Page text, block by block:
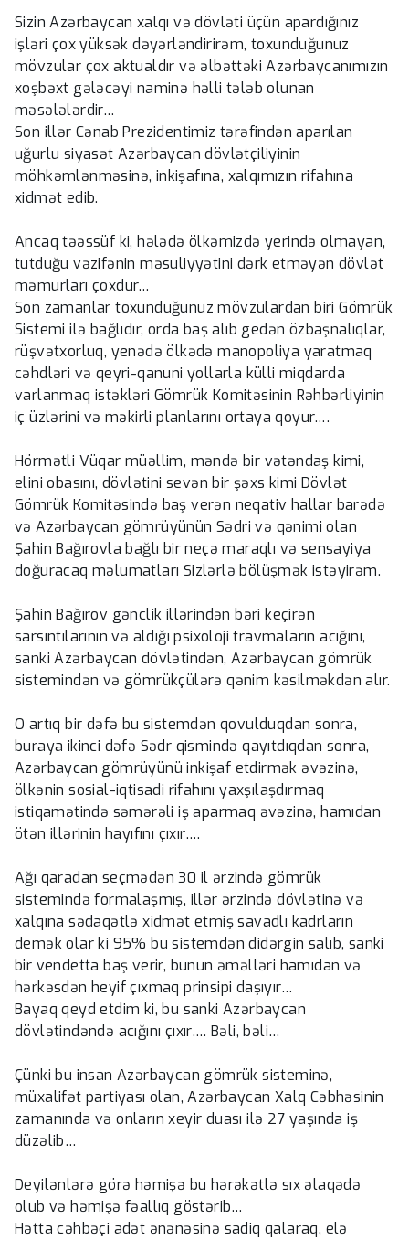
Sizin Azərbaycan xalqı və dövləti üçün apardığınız
işləri çox yüksək dəyərləndirirəm, toxunduğunuz
mövzular çox aktualdır və əlbəttəki Azərbaycanımızın
xoşbəxt gələcəyi naminə həlli tələb olunan
məsələlərdir…
Son illər Cənab Prezidentimiz tərəfindən aparılan
uğurlu siyasət Azərbaycan dövlətçiliyinin
möhkəmlənməsinə, inkişafına, xalqımızın rifahına
xidmət edib.
Ancaq təəssüf ki, hələdə ölkəmizdə yerində olmayan,
tutduğu vəzifənin məsuliyyətini dərk etməyən dövlət
məmurları çoxdur…
Son zamanlar toxunduğunuz mövzulardan biri Gömrük
Sistemi ilə bağlıdır, orda baş alıb gedən özbaşnalıqlar,
rüşvətxorluq, yenədə ölkədə manopoliya yaratmaq
cəhdləri və qeyri-qanuni yollarla külli miqdarda
varlanmaq istəkləri Gömrük Komitəsinin Rəhbərliyinin
iç üzlərini və məkirli planlarını ortaya qoyur….
Hörmətli Vüqar müəllim, məndə bir vətəndaş kimi,
elini obasını, dövlətini sevən bir şəxs kimi Dövlət
Gömrük Komitəsində baş verən neqativ hallar barədə
və Azərbaycan gömrüyünün Sədri və qənimi olan
Şahin Bağırovla bağlı bir neçə maraqlı və sensayiya
doğuracaq məlumatları Sizlərlə bölüşmək istəyirəm.
Şahin Bağırov gənclik illərindən bəri keçirən
sarsıntılarının və aldığı psixoloji travmaların acığını,
sanki Azərbaycan dövlətindən, Azərbaycan gömrük
sistemindən və gömrükçülərə qənim kəsilməkdən alır.
O artıq bir dəfə bu sistemdən qovulduqdan sonra,
buraya ikinci dəfə Sədr qismində qayıtdıqdan sonra,
Azərbaycan gömrüyünü inkişaf etdirmək əvəzinə,
ölkənin sosial-iqtisadi rifahını yaxşılaşdırmaq
istiqamətində səmərəli iş aparmaq əvəzinə, hamıdan
ötən illərinin hayıfını çıxır….
Ağı qaradan seçmədən 30 il ərzində gömrük
sistemində formalaşmış, illər ərzində dövlətinə və
xalqına sədaqətlə xidmət etmiş savadlı kadrların
demək olar ki 95% bu sistemdən didərgin salıb, sanki
bir vendetta baş verir, bunun əməlləri hamıdan və
hərkəsdən heyif çıxmaq prinsipi daşıyır…
Bayaq qeyd etdim ki, bu sanki Azərbaycan
dövlətindəndə acığını çıxır…. Bəli, bəli…
Çünki bu insan Azərbaycan gömrük sisteminə,
müxalifət partiyası olan, Azərbaycan Xalq Cəbhəsinin
zamanında və onların xeyir duası ilə 27 yaşında iş
düzəlib…
Deyilənlərə görə həmişə bu hərəkətlə sıx əlaqədə
olub və həmişə fəallıq göstərib…
Hətta cəhbəçi adət ənənəsinə sadiq qalaraq, elə